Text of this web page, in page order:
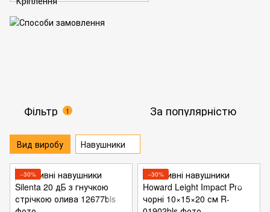
Фільтр 1 За популярністю
Вид виробу Навушники
−30% −30%